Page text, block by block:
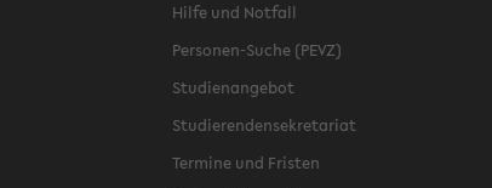
Hilfe und Notfall
Personen-Suche (PEVZ)
Studienangebot
Studierendensekretariat
Termine und Fristen